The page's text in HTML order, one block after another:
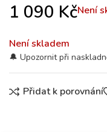
1 090 KčNení
Není skladem
Přidat k porovnání